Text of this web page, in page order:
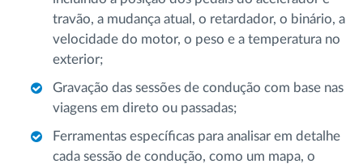
travão, a mudança atual, o retardador, o binário, a
velocidade do motor, o peso e a temperatura no
exterior;
Gravação das sessões de condução com base nas
viagens em direto ou passadas;
Ferramentas específicas para analisar em detalhe
cada sessão de condução, como um mapa, o